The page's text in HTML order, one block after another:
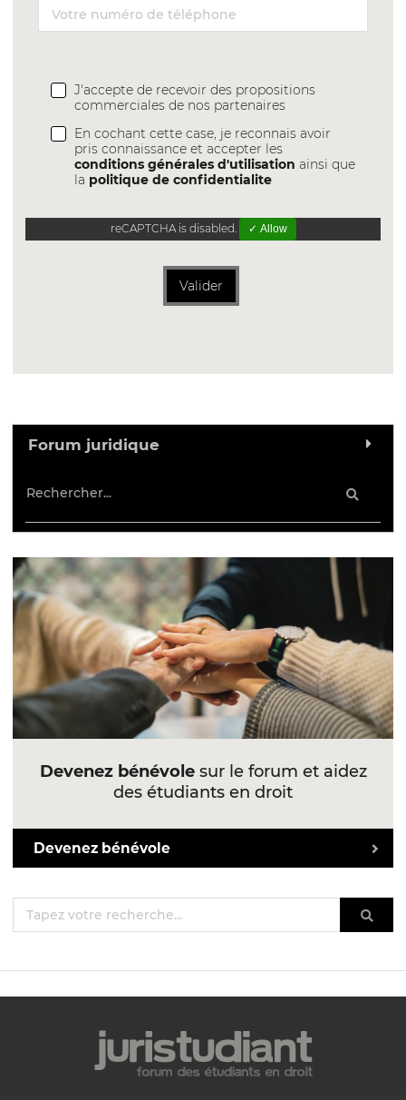
J'accepte de recevoir des propositions
commerciales de nos partenaires
En cochant cette case, je reconnais avoir
pris connaissance et accepter les
conditions générales d'utilisation ainsi que
la politique de confidentialite
reCAPTCHA is disabled. ✓ Allow
Valider
Forum juridique
Devenez bénévolesur le forum et aidez
des étudiants en droit
Devenez bénévole